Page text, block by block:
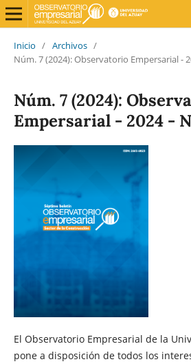
Inicio / Archivos /
Núm. 7 (2024): Observatorio Empersarial -
Núm. 7 (2024):
Empersarial - 2024 -
El Observatorio Empresarial de la
pone a disposición de todos los